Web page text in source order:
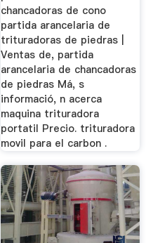
chancadoras de cono
partida arancelaria de
trituradoras de piedras |
Ventas de, partida
arancelaria de chancadoras
de piedras Má, s
informació, n acerca
maquina trituradora
portatil Precio. trituradora
movil para el carbon .